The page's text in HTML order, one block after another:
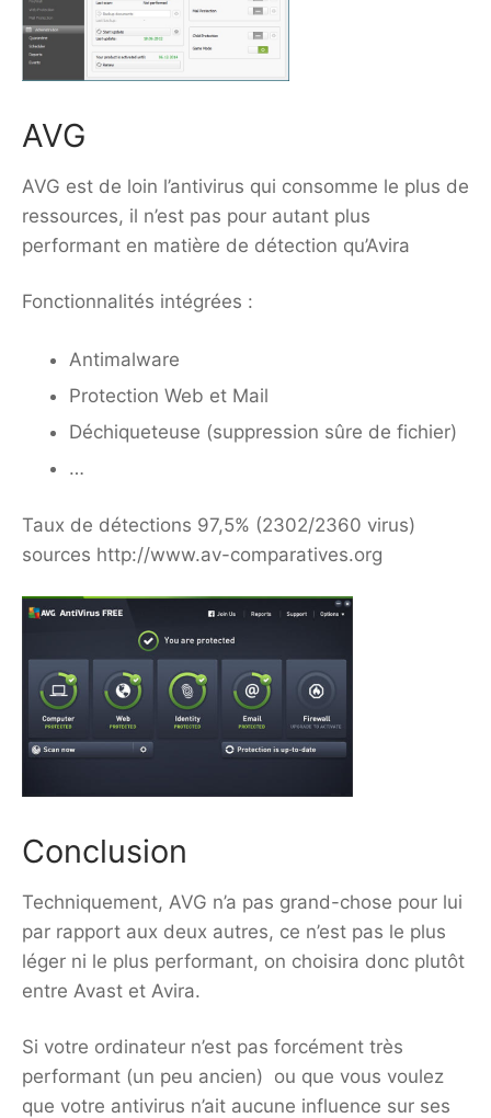
AVG
AVG est de loin l’antivirus qui consomme le plus de
ressources, il n’est pas pour autant plus
performant en matière de détection qu’Avira
Fonctionnalités intégrées :
Antimalware
Protection Web et Mail
Déchiqueteuse (suppression sûre de fichier)
…
Taux de détections 97,5% (2302/2360 virus)
sources http://www.av-comparatives.org
Conclusion
Techniquement, AVG n’a pas grand-chose pour lui
par rapport aux deux autres, ce n’est pas le plus
léger ni le plus performant, on choisira donc plutôt
entre Avast et Avira.
Si votre ordinateur n’est pas forcément très
performant (un peu ancien) ou que vous voulez
que votre antivirus n’ait aucune influence sur ses